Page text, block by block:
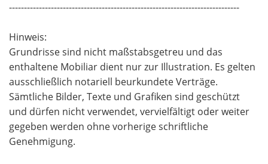
-----------------------------------------------------------------------------
Hinweis:
Grundrisse sind nicht maßstabsgetreu und das
enthaltene Mobiliar dient nur zur Illustration. Es gelten
ausschließlich notariell beurkundete Verträge.
Sämtliche Bilder, Texte und Grafiken sind geschützt
und dürfen nicht verwendet, vervielfältigt oder weiter
gegeben werden ohne vorherige schriftliche
Genehmigung.